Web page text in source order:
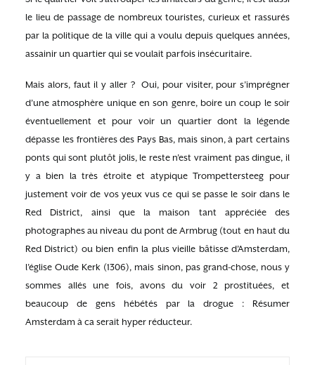
le lieu de passage de nombreux touristes, curieux et rassurés
par la politique de la ville qui a voulu depuis quelques années,
assainir un quartier qui se voulait parfois insécuritaire.
Mais alors, faut il y aller ? Oui, pour visiter, pour s’imprégner
d’une atmosphère unique en son genre, boire un coup le soir
éventuellement et pour voir un quartier dont la légende
dépasse les frontières des Pays Bas, mais sinon, à part certains
ponts qui sont plutôt jolis, le reste n’est vraiment pas dingue, il
y a bien la très étroite et atypique Trompettersteeg pour
justement voir de vos yeux vus ce qui se passe le soir dans le
Red District, ainsi que la maison tant appréciée des
photographes au niveau du pont de Armbrug (tout en haut du
Red District) ou bien enfin la plus vieille bâtisse d’Amsterdam,
l’église Oude Kerk (1306), mais sinon, pas grand-chose, nous y
sommes allés une fois, avons du voir 2 prostituées, et
beaucoup de gens hébétés par la drogue : Résumer
Amsterdam à ca serait hyper réducteur.